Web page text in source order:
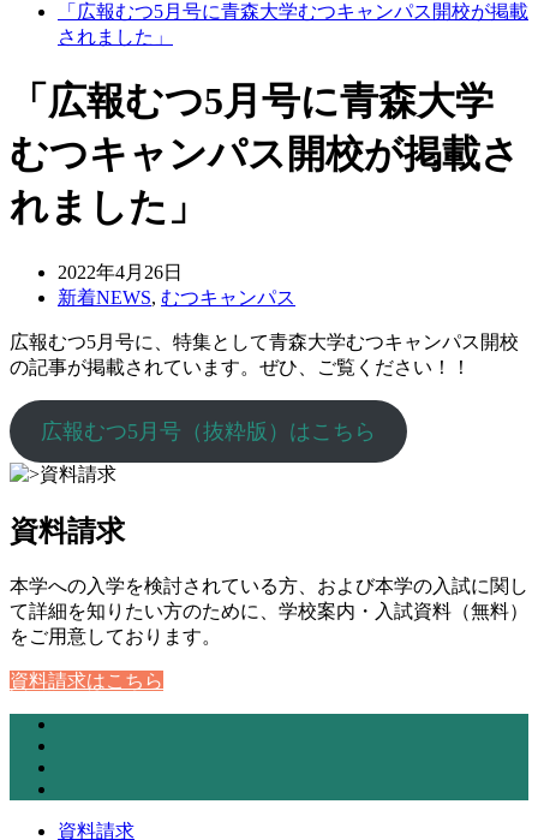
「広報むつ5月号に青森大学むつキャンパス開校が掲載
されました」
「広報むつ5月号に青森大学
むつキャンパス開校が掲載さ
れました」
2022年4月26日
新着NEWS, むつキャンパス
広報むつ5月号に、特集として青森大学むつキャンパス開校
の記事が掲載されています。ぜひ、ご覧ください！！
広報むつ5月号（抜粋版）はこちら
資料請求
本学への入学を検討されている方、および本学の入試に関し
て詳細を知りたい方のために、学校案内・入試資料（無料）
をご用意しております。
資料請求はこちら
資料請求